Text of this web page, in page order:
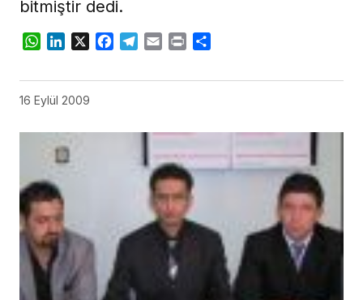
bitmiştir dedi.
WhatsApp
LinkedIn
X Facebook
Telegram
Email Print
16 Eylül 2009